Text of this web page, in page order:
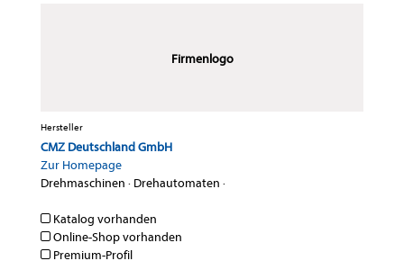
Firmenlogo
Hersteller
CMZ Deutschland GmbH
Zur Homepage
Drehmaschinen · Drehautomaten ·
Katalog vorhanden
Online-Shop vorhanden
Premium-Profil